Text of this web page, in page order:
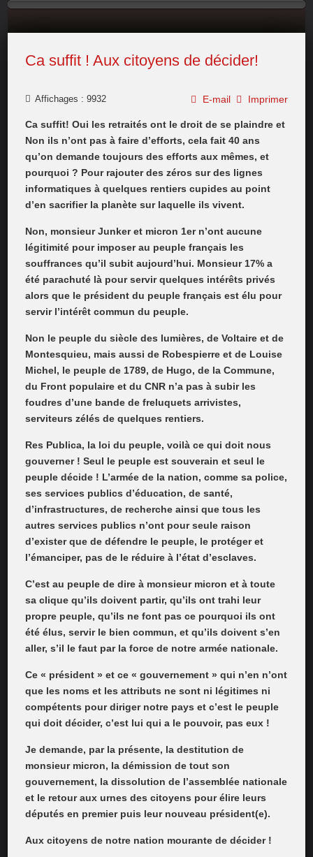
Ca suffit ! Aux citoyens de décider!
Imprimer
E-mail
Affichages : 9932
Ca suffit! Oui les retraités ont le droit de se plaindre et
Non ils n’ont pas à faire d’efforts, cela fait 40 ans
qu’on demande toujours des efforts aux mêmes, et
pourquoi ? Pour rajouter des zéros sur des lignes
informatiques à quelques rentiers cupides au point
d’en sacrifier la planète sur laquelle ils vivent.
Non, monsieur Junker et micron 1er n’ont aucune
légitimité pour imposer au peuple français les
souffrances qu’il subit aujourd’hui. Monsieur 17% a
été parachuté là pour servir quelques intérêts privés
alors que le président du peuple français est élu pour
servir l’intérêt commun du peuple.
Non le peuple du siècle des lumières, de Voltaire et de
Montesquieu, mais aussi de Robespierre et de Louise
Michel, le peuple de 1789, de Hugo, de la Commune,
du Front populaire et du CNR n’a pas à subir les
foudres d’une bande de freluquets arrivistes,
serviteurs zélés de quelques rentiers.
Res Publica, la loi du peuple, voilà ce qui doit nous
gouverner ! Seul le peuple est souverain et seul le
peuple décide ! L’armée de la nation, comme sa police,
ses services publics d’éducation, de santé,
d’infrastructures, de recherche ainsi que tous les
autres services publics n’ont pour seule raison
d’exister que de défendre le peuple, le protéger et
l’émanciper, pas de le réduire à l’état d’esclaves.
C’est au peuple de dire à monsieur micron et à toute
sa clique qu’ils doivent partir, qu’ils ont trahi leur
propre peuple, qu’ils ne font pas ce pourquoi ils ont
été élus, servir le bien commun, et qu’ils doivent s’en
aller, s’il le faut par la force de notre armée nationale.
Ce « président » et ce « gouvernement » qui n’en n’ont
que les noms et les attributs ne sont ni légitimes ni
compétents pour diriger notre pays et c’est le peuple
qui doit décider, c’est lui qui a le pouvoir, pas eux !
Je demande, par la présente, la destitution de
monsieur micron, la démission de tout son
gouvernement, la dissolution de l’assemblée nationale
et le retour aux urnes des citoyens pour élire leurs
députés en premier puis leur nouveau président(e).
Aux citoyens de notre nation mourante de décider !